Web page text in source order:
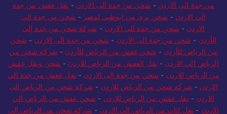
من جدة الى الاردن - شحن من جدة الى الاردن - نقل عفش من جدة
الي الاردن - شحن بري من ابوظبي لمصر - شحن من جدة الى
الاردن - شحن من جدة الى الاردن - شركة شحن من جدة إلى
الأردن - شحن من جدة الى الاردن - شحن من جدة الى الاردن - شحن
من الرياض للأردن - شحن عفش من الرياض للأردن - شركة شحن من
الرياض الى الاردن - نقل العفش من الرياض للاردن - شحن ونقل عفش
من الرياض للاردن - شحن من جدة الى الاردن - نقل عفش من جدة الي
الاردن - شركة شحن من الرياض للاردن - شركة شحن من الرياض الى
الاردن - نقل عفش من الرياض للاردن - شحن عفش من الرياض الي
الاردن - نقل اثاث من الرياض الى الاردن - شركة شحن من الرياض إلى